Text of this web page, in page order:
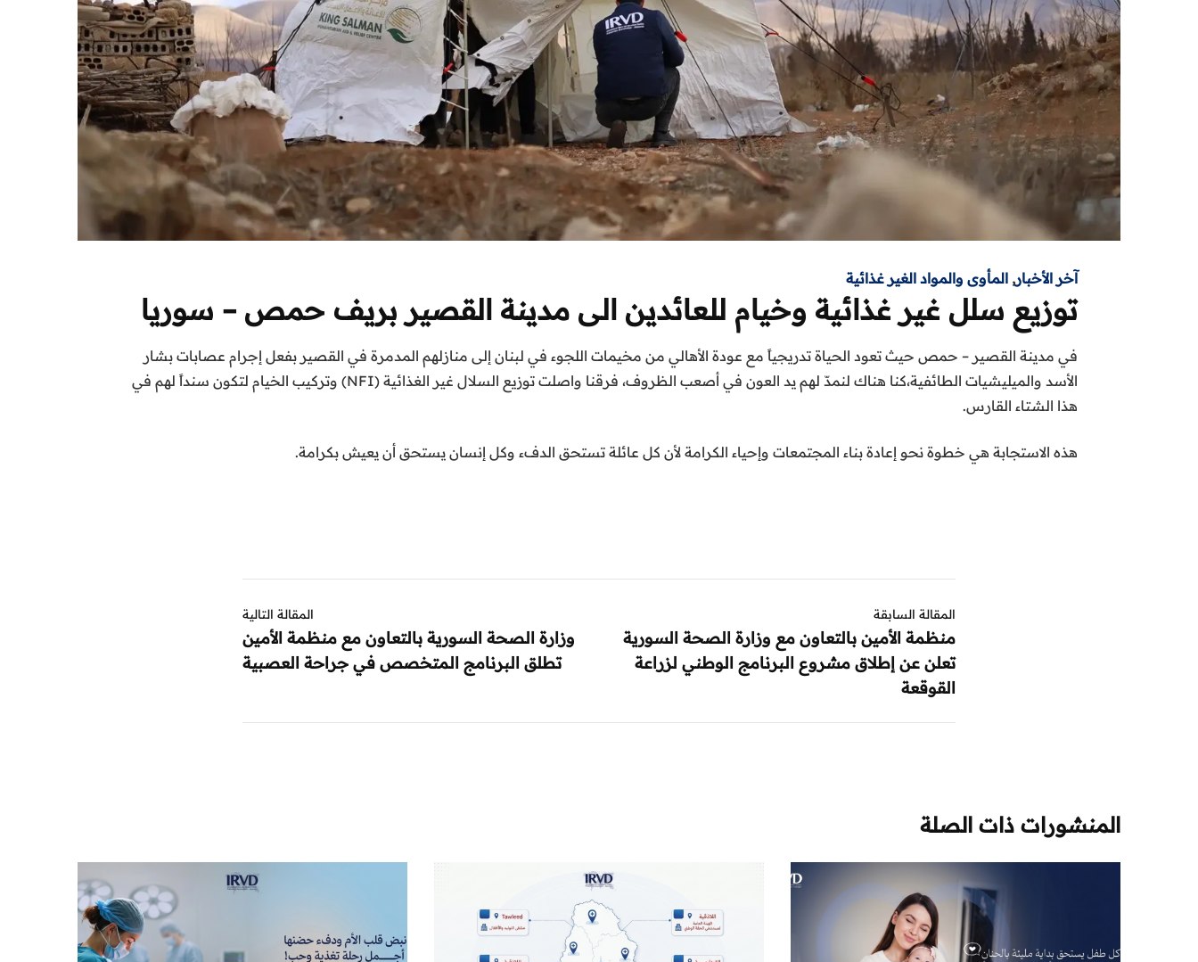
آخر الأخبار, المأوى والمواد الغير غذائية
توزيع سلل غير غذائية وخيام للعائدين الى مدينة القصير بريف حمص – سوريا
في مدينة القصير – حمص حيث تعود الحياة تدريجياً مع عودة الأهالي من مخيمات اللجوء في لبنان إلى منازلهم المدمرة في القصير بفعل إجرام عصابات بشار
الأسد والميليشيات الطائفية،كنا هناك لنمدّ لهم يد العون في أصعب الظروف، فرقنا واصلت توزيع السلال غير الغذائية (NFI) وتركيب الخيام لتكون سنداً لهم في
هذا الشتاء القارس.
هذه الاستجابة هي خطوة نحو إعادة بناء المجتمعات وإحياء الكرامة لأن كل عائلة تستحق الدفء وكل إنسان يستحق أن يعيش بكرامة.
المقالة السابقة
منظمة الأمين بالتعاون مع وزارة الصحة السورية
تعلن عن إطلاق مشروع البرنامج الوطني لزراعة
القوقعة
المقالة التالية
وزارة الصحة السورية بالتعاون مع منظمة الأمين
تطلق البرنامج المتخصص في جراحة العصبية
المنشورات ذات الصلة